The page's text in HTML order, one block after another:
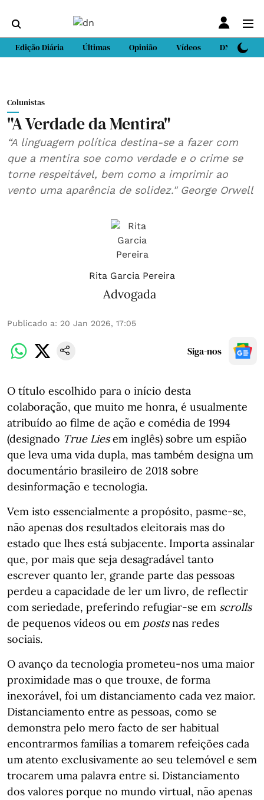
Edição Diária Últimas Opinião Vídeos DN Sport
Colunistas
"A Verdade da Mentira"
“A linguagem política destina-se a fazer com
que a mentira soe como verdade e o crime se
torne respeitável, bem como a imprimir ao
vento uma aparência de solidez." George Orwell
Rita Garcia Pereira
Advogada
Publicado a: 20 Jan 2026, 17:05
Siga-nos
O título escolhido para o início desta
colaboração, que muito me honra, é usualmente
atribuído ao filme de ação e comédia de 1994
(designado True Liesem inglês) sobre um espião
que leva uma vida dupla, mas também designa um
documentário brasileiro de 2018 sobre
desinformação e tecnologia.
Vem isto essencialmente a propósito, pasme-se,
não apenas dos resultados eleitorais mas do
estado que lhes está subjacente. Importa assinalar
que, por mais que seja desagradável tanto
escrever quanto ler, grande parte das pessoas
perdeu a capacidade de ler um livro, de reflectir
com seriedade, preferindo refugiar-se em scrolls
de pequenos vídeos ou em postsnas redes
sociais.
O avanço da tecnologia prometeu-nos uma maior
proximidade mas o que trouxe, de forma
inexorável, foi um distanciamento cada vez maior.
Distanciamento entre as pessoas, como se
demonstra pelo mero facto de ser habitual
encontrarmos famílias a tomarem refeições cada
um atento exclusivamente ao seu telemóvel e sem
trocarem uma palavra entre si. Distanciamento
dos valores porque no mundo virtual, não apenas